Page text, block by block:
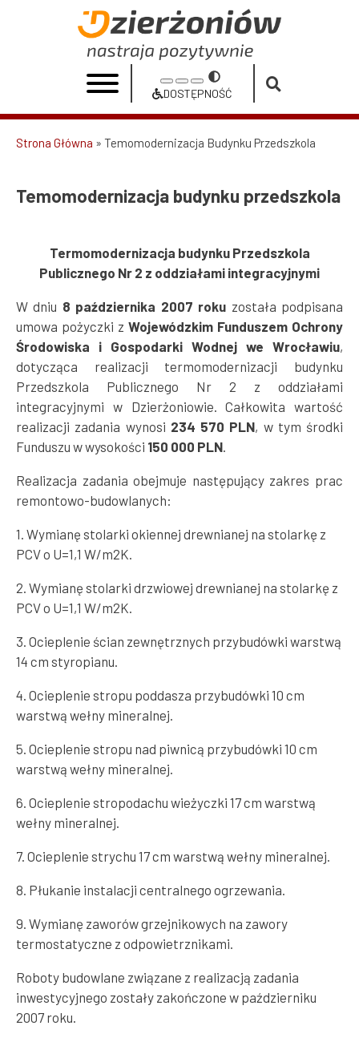
Temomodernizacja
budynku
przedszkola
|
Urząd
Miasta
Dzierżoniów
Increase
size
Reset
font
size
Decrease
size
Przełącz
na
Dostępność
DOSTĘPNOŚĆ
nawigacyjna
Strona Główna Temomodernizacja Budynku Przedszkola
Temomodernizacja budynku przedszkola
Termomodernizacja budynku Przedszkola
Publicznego Nr 2 z oddziałami integracyjnymi
W dniu 8 października 2007 roku została podpisana
umowa pożyczki z Wojewódzkim Funduszem Ochrony
Środowiska i Gospodarki Wodnej we Wrocławiu,
dotycząca realizacji termomodernizacji budynku
Przedszkola Publicznego Nr 2 z oddziałami
integracyjnymi w Dzierżoniowie. Całkowita wartość
realizacji zadania wynosi 234 570 PLN, w tym środki
Funduszu w wysokości 150 000 PLN
Realizacja zadania obejmuje następujący zakres prac
remontowo-budowlanych:
1. Wymianę stolarki okiennej drewnianej na stolarkę z
PCV o U=1,1 W/m2K.
2. Wymianę stolarki drzwiowej drewnianej na stolarkę z
PCV o U=1,1 W/m2K.
3. Ocieplenie ścian zewnętrznych przybudówki warstwą
14 cm styropianu.
4. Ocieplenie stropu poddasza przybudówki 10 cm
warstwą wełny mineralnej.
5. Ocieplenie stropu nad piwnicą przybudówki 10 cm
warstwą wełny mineralnej.
6. Ocieplenie stropodachu wieżyczki 17 cm warstwą
wełny mineralnej.
7. Ocieplenie strychu 17 cm warstwą wełny mineralnej.
8. Płukanie instalacji centralnego ogrzewania.
9. Wymianę zaworów grzejnikowych na zawory
termostatyczne z odpowietrznikami.
Roboty budowlane związane z realizacją zadania
inwestycyjnego zostały zakończone w październiku
2007 roku.